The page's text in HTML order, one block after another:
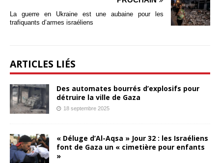
La guerre en Ukraine est une aubaine pour les
trafiquants d’armes israéliens
ARTICLES LIÉS
Des automates bourrés d’explosifs pour
détruire la ville de Gaza
18 septembre 2025
« Déluge d’Al-Aqsa » Jour 32 : les Israéliens
font de Gaza un « cimetière pour enfants
»